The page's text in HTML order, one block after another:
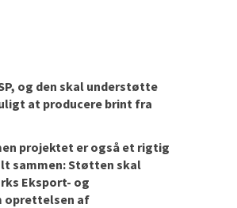
og den skal understøtte
at producere brint fra
projektet er også et rigtig
sammen: Støtten skal
Eksport- og
oprettelsen af